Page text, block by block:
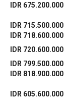
IDR 675.200.000
IDR 715.500.000
IDR 718.600.000
IDR 720.600.000
IDR 799.500.000
IDR 818.900.000
IDR 605.600.000